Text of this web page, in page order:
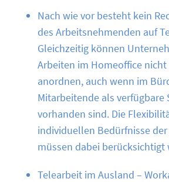
Nach wie vor besteht kein
des Arbeitsnehmenden auf
Gleichzeitig können
Arbeiten im Homeoffice
anordnen, auch wenn im
Mitarbeitende als verfügbare
vorhanden sind. Die
individuellen Bedürfnisse
müssen dabei berücksichtigt
Telearbeit im Ausland –